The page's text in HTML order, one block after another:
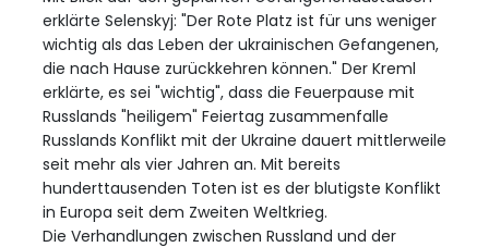
erklärte Selenskyj: "Der Rote Platz ist für uns weniger
wichtig als das Leben der ukrainischen Gefangenen,
die nach Hause zurückkehren können." Der Kreml
erklärte, es sei "wichtig", dass die Feuerpause mit
Russlands "heiligem" Feiertag zusammenfalle
Russlands Konflikt mit der Ukraine dauert mittlerweile
seit mehr als vier Jahren an. Mit bereits
hunderttausenden Toten ist es der blutigste Konflikt
in Europa seit dem Zweiten Weltkrieg.
Die Verhandlungen zwischen Russland und der